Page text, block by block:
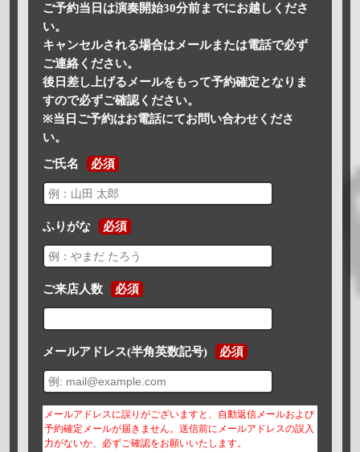
ご予約当日は演奏開始30分前までにお越しくださ
い。
キャンセルされる場合はメールまたは電話で必ず
ご連絡ください。
後日差し上げるメールをもって予約確定となりま
すので必ずご確認ください。
※当日ご予約はお電話にてお問い合わせくださ
い。
ご氏名 必須
ふりがな 必須
ご来店人数 必須
メールアドレス(半角英数記号) 必須
メールアドレスに誤りがございますと、自動返信メールおよび
予約確定メールが届きません。送信前にメールアドレスの誤入
力がないか、必ずご確認をお願いいたします。